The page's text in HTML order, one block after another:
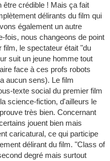
être crédible ! Mais ça fait
délirants du film qui
également un autre
fois, nous changeons de point
le spectateur était "du
suit un jeune homme tout
face à ces profs robots
aucun sens). Le film
texte social du premier film
science-fiction, d'ailleurs le
très bien. Concernant
jouent bien mais
caricatural, ce qui participe
délirant du film. "Class of
degré mais surtout